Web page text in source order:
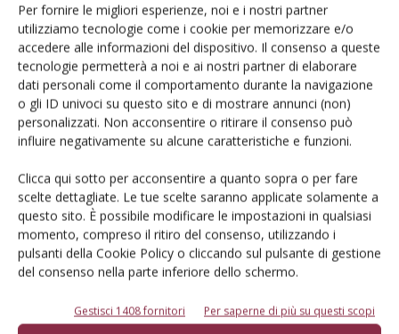
Per fornire le migliori esperienze, noi e i nostri partner
utilizziamo tecnologie come i cookie per memorizzare e/o
accedere alle informazioni del dispositivo. Il consenso a queste
tecnologie permetterà a noi e ai nostri partner di elaborare
dati personali come il comportamento durante la navigazione
o gli ID univoci su questo sito e di mostrare annunci (non)
personalizzati. Non acconsentire o ritirare il consenso può
influire negativamente su alcune caratteristiche e funzioni.
Clicca qui sotto per acconsentire a quanto sopra o per fare
scelte dettagliate. Le tue scelte saranno applicate solamente a
questo sito. È possibile modificare le impostazioni in qualsiasi
momento, compreso il ritiro del consenso, utilizzando i
pulsanti della Cookie Policy o cliccando sul pulsante di gestione
del consenso nella parte inferiore dello schermo.
Gestisci 1408 fornitori Per saperne di più su questi scopi
Salva il mio nome, email e sito web in questo browser per la
prossima volta che commento.
E-magazine
Tecniche, prodotti e servizi dalle aziende